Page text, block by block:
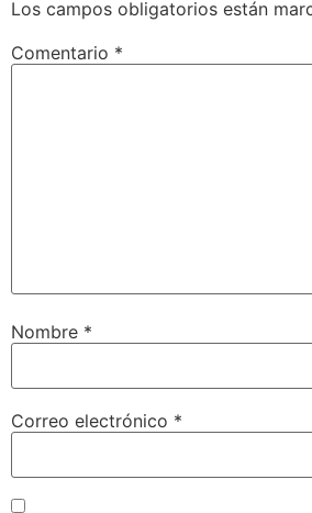
Los campos obligatorios están
Comentario *
Nombre *
Correo electrónico *